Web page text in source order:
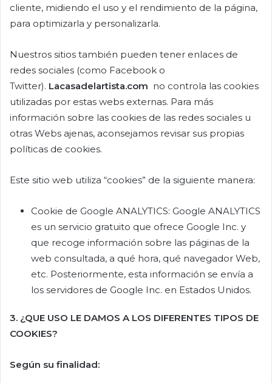
cliente, midiendo el uso y el rendimiento de la página,
para optimizarla y personalizarla.
Nuestros sitios también pueden tener enlaces de
redes sociales (como Facebook o
Twitter). Lacasadelartista.com no controla las cookies
utilizadas por estas webs externas. Para más
información sobre las cookies de las redes sociales u
otras Webs ajenas, aconsejamos revisar sus propias
políticas de cookies.
Este sitio web utiliza “cookies” de la siguiente manera:
Cookie de Google ANALYTICS: Google ANALYTICS
es un servicio gratuito que ofrece Google Inc. y
que recoge información sobre las páginas de la
web consultada, a qué hora, qué navegador Web,
etc. Posteriormente, esta información se envía a
los servidores de Google Inc. en Estados Unidos.
3. ¿QUE USO LE DAMOS A LOS DIFERENTES TIPOS DE
COOKIES?
Según su finalidad: